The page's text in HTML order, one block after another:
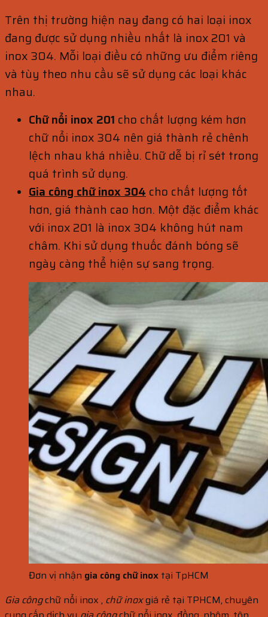
Trên thị trường hiện nay đang có hai loại inox
đang được sử dụng nhiều nhất là inox 201 và
inox 304. Mỗi loại điều có những ưu điểm riêng
và tùy theo nhu cầu sẽ sử dụng các loại khác
nhau.
Chữ nổi inox 201 cho chất lượng kém hơn
chữ nổi inox 304 nên giá thành rẻ chênh
lệch nhau khá nhiều. Chữ dễ bị rỉ sét trong
quá trình sử dụng.
Gia công chữ inox 304 cho chất lượng tốt
hơn, giá thành cao hơn. Một đặc điểm khác
với inox 201 là inox 304 không hút nam
châm. Khi sử dụng thuốc đánh bóng sẽ
ngày càng thể hiện sự sang trọng.
Đơn vị nhận gia công chữ inox tại TpHCM
Gia côngchữ nổi inox , chữ inoxgiá rẻ tại TPHCM, chuyên